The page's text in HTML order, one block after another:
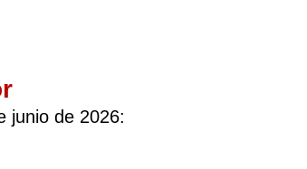
junio de 2026: